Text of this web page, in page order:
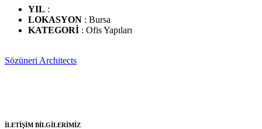
YIL :
LOKASYON : Bursa
KATEGORİ : Ofis Yapıları
Sözüneri Architects
İLETİŞİM BİLGİLERİMİZ